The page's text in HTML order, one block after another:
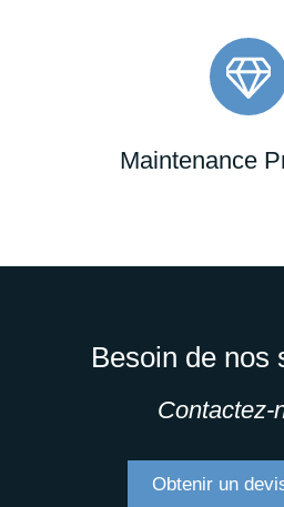
Maintenance
Besoin de nos
Contactez-
Obtenir un